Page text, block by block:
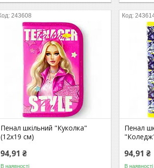
243608
Пенал шкільний "Куколка"
(12х19 см)
94,91 ₴
В наявності
Пенал
94,91 ₴
В наявності